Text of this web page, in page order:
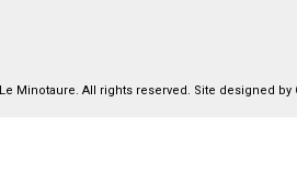
Minotaure. All rights reserved. Site designed by